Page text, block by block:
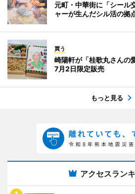
元町・中華街に「シー
ャーが生んだシル活の拠
買う
崎陽軒が「桂歌丸さん
7月2日限定販売
もっと見る
アクセスラン